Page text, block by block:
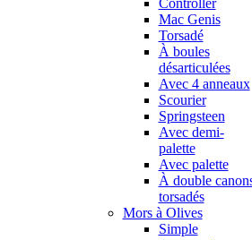
Controller
Mac Genis
Torsadé
À boules
désarticulées
Avec 4 anneaux
Scourier
Springsteen
Avec demi-
palette
Avec palette
À double
torsadés
Mors à Olives
Simple